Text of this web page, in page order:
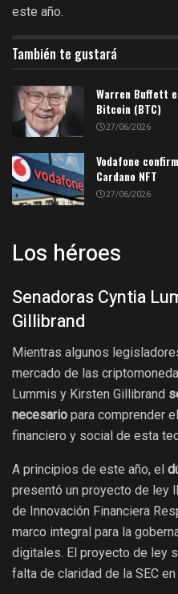
este año.
También te gustará
Warren Buffett
Bitcoin (BTC)
27/06/2026
Vodafone
Cardano NFT
27/06/2026
Los héroes
Senadoras Cyntia
Gillibrand
Mientras algunos
mercado de las
Lummis y Kirsten Gillibrand
necesario para comprender
financiero y social de esta
A principios de este año, el
presentó un proyecto de ley
de Innovación Financiera
marco integral para la
digitales. El proyecto de ley
falta de claridad de la SEC